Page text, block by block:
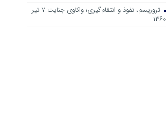
تروریسم، نفوذ و انتقام‌گیری؛ واکاوی جنایت ۷ تیر
۱۳۶۰